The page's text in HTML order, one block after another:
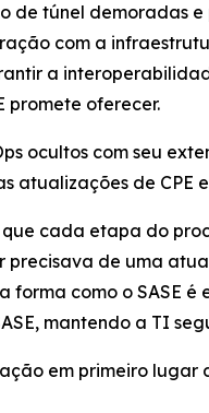
túnel demoradas e
com a
a
promete oferecer.
ocultos com seu
atualizações de CPE
cada etapa do
de uma
forma como o
mantendo a TI
em primeiro lugar